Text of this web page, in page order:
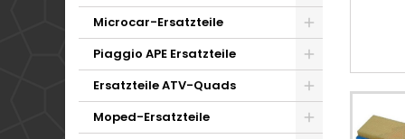
Microcar-Ersatzteile
Piaggio APE Ersatzteile
Ersatzteile ATV-Quads
Moped-Ersatzteile